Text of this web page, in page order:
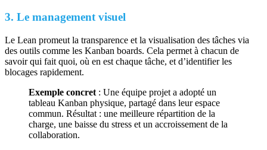
3. Le management visuel
Le Lean promeut la transparence et la visualisation des tâches via
des outils comme les Kanban boards. Cela permet à chacun de
savoir qui fait quoi, où en est chaque tâche, et d’identifier les
blocages rapidement.
Exemple concret : Une équipe projet a adopté un
tableau Kanban physique, partagé dans leur espace
commun. Résultat : une meilleure répartition de la
charge, une baisse du stress et un accroissement de la
collaboration.